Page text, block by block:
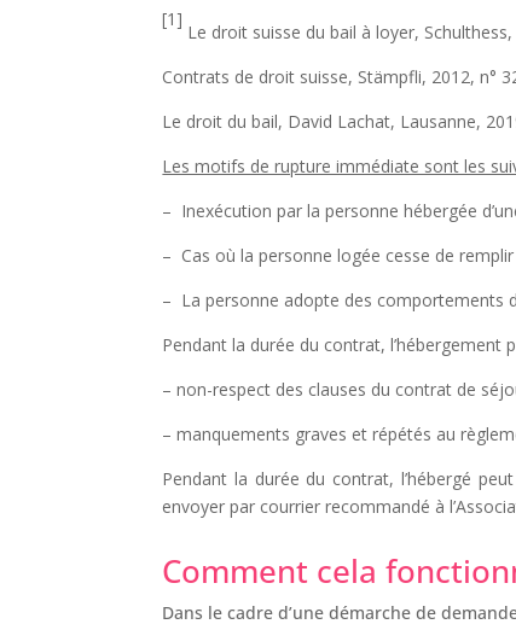
[1]
Le droit suisse du bail à loyer,
Contrats de droit suisse, Stämpfli, 2012, n°
Le droit du bail, David Lachat, Lausanne,
Les motifs de rupture immédiate sont les
– Inexécution par la personne hébergée
– Cas où la personne logée cesse de
– La personne adopte des comportements
Pendant la durée du contrat, l’hébergement
– non-respect des clauses du contrat de
– manquements graves et répétés au
Pendant la durée du contrat, l’hébergé
envoyer par courrier recommandé à
Comment cela
Dans le cadre d’une démarche de